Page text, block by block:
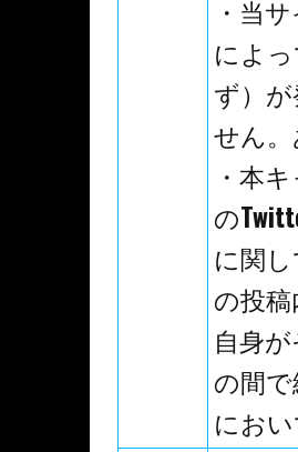
・当
によ
ず）
せん
・本
の
に関
の投
自身
の間
にお